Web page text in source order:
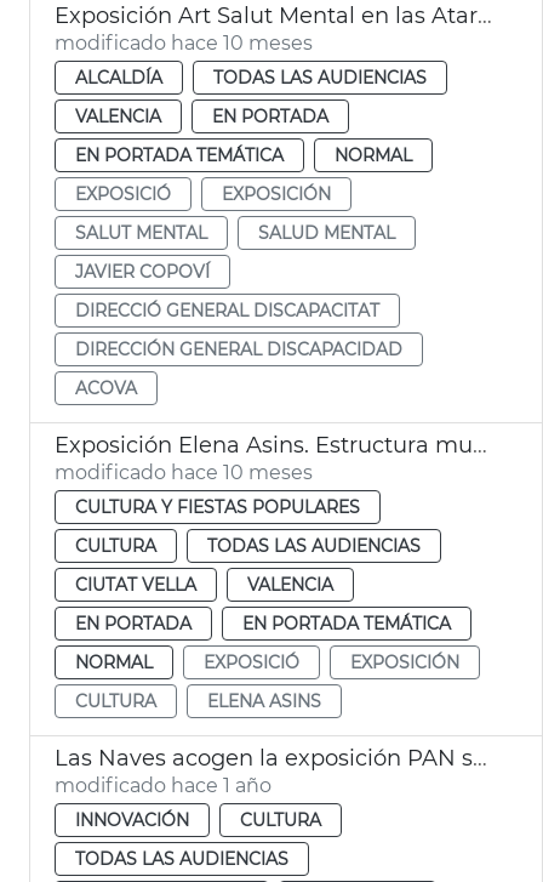
Exposición Art Salut Mental en las Atarazanas
modificado hace 10 meses
ALCALDÍA
TODAS LAS AUDIENCIAS
VALENCIA
EN PORTADA
EN PORTADA TEMÁTICA
NORMAL
EXPOSICIÓ
EXPOSICIÓN
SALUT MENTAL
SALUD MENTAL
JAVIER COPOVÍ
DIRECCIÓ GENERAL DISCAPACITAT
DIRECCIÓN GENERAL DISCAPACIDAD
ACOVA
Exposición Elena Asins. Estructura musical. Museu de la Ciutat de València
modificado hace 10 meses
CULTURA Y FIESTAS POPULARES
CULTURA
TODAS LAS AUDIENCIAS
CIUTAT VELLA
VALENCIA
EN PORTADA
EN PORTADA TEMÁTICA
NORMAL
EXPOSICIÓ
EXPOSICIÓN
CULTURA
ELENA ASINS
Las Naves acogen la exposición PAN sobre alimentación infantil
modificado hace 1 año
INNOVACIÓN
CULTURA
TODAS LAS AUDIENCIAS